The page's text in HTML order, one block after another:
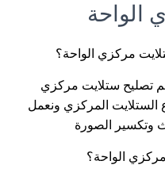
الواحة
مركزي الواحة؟
تصليح ستلايت مركزي
الستلايت المركزي ونعمل
وتكسير الصورة
الواحة؟